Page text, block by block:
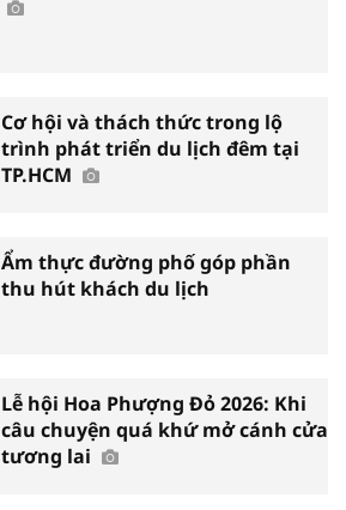
Cơ hội và thách thức trong lộ
trình phát triển du lịch đêm tại
TP.HCM
Ẩm thực đường phố góp phần
thu hút khách du lịch
Lễ hội Hoa Phượng Đỏ 2026: Khi
câu chuyện quá khứ mở cánh cửa
tương lai